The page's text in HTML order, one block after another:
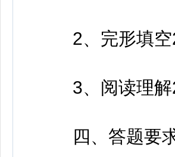
2、完形填空
3、阅读理解
四、答题要